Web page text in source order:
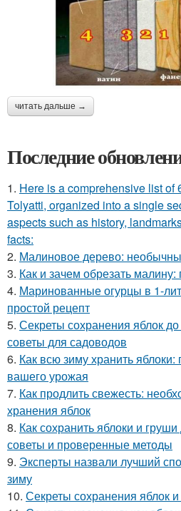
читать дальше →
Последние
1. Here is a comprehensive list of
Tolyatti, organized into a single
aspects such as history,
facts:
2. Малиновое дерево:
3. Как и зачем обрезать
4. Маринованные огурцы в 1-
простой рецепт
5. Секреты сохранения яблок
советы для садоводов
6. Как всю зиму хранить
вашего урожая
7. Как продлить свежесть:
хранения яблок
8. Как сохранить яблоки и
советы и проверенные методы
9. Эксперты назвали лучший
зиму
10. Секреты сохранения яблок